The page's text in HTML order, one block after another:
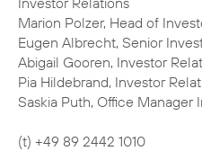
Marion Polzer, Head of
Eugen Albrecht, Senior
Abigail Gooren, Investor
Pia Hildebrand, Investor
Saskia Puth, Office Manager
(t) +49 89 2442 1010